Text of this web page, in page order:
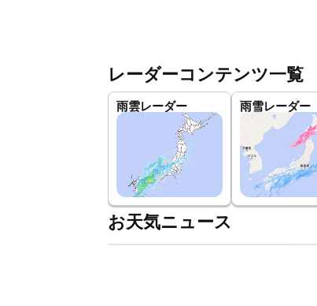
レーダーコンテンツ一覧
雨雲レーダー 雨雪レーダー
お天気ニュース